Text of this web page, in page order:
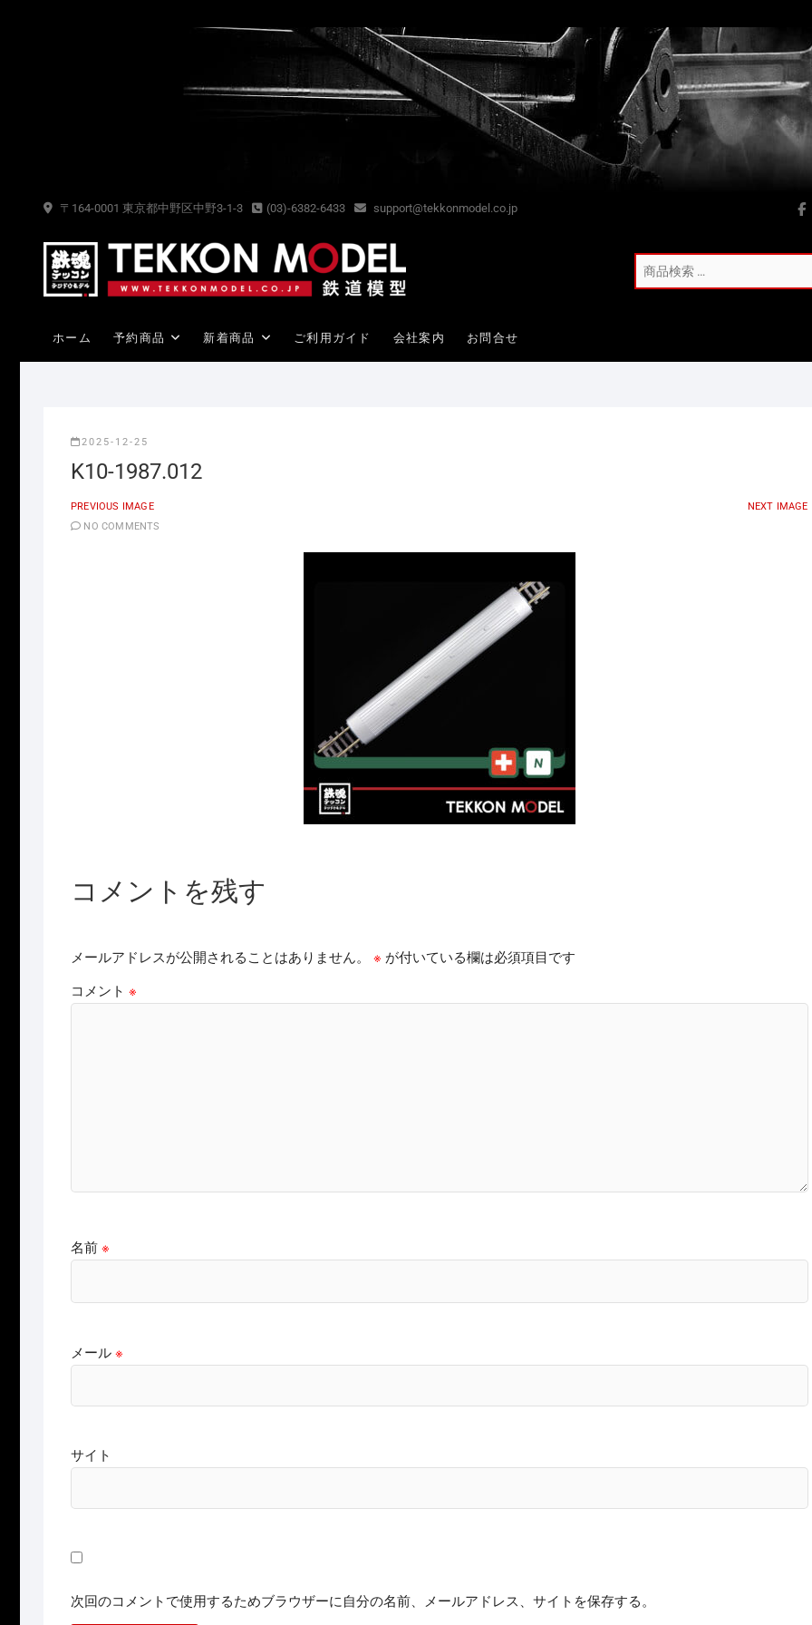
〒164-0001 東京都中野区中野3-1-3 (03)-6382-6433 support@tekkonmodel.co.jp
ホーム 予約商品 新着商品 ご利用ガイド 会社案内 お問合せ
2025-12-25
K10-1987.012
PREVIOUS IMAGE
NEXT IMAGE
NO COMMENTS
コメントを残す
メールアドレスが公開されることはありません。 ※ が付いている欄は必須項目です
コメント ※
名前 ※
メール ※
サイト
次回のコメントで使用するためブラウザーに自分の名前、メールアドレス、サイトを保存する。